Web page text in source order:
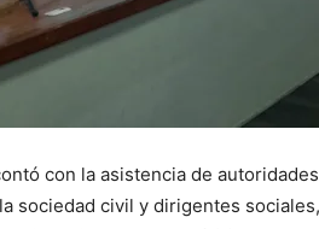
con la asistencia de
sociedad civil y dirigentes